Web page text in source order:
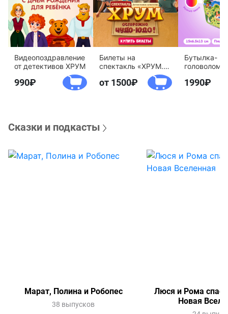
Видеопоздравление
от детективов ХРУМ
990
Билеты на
спектакль «ХРУМ.
Осторожно, Чудо-
Юдо!»
от 1500
Бутылка-
агентство
1990
Сказки и подкасты
Марат, Полина и Робопес
38 выпусков
Люся и Рома
Новая